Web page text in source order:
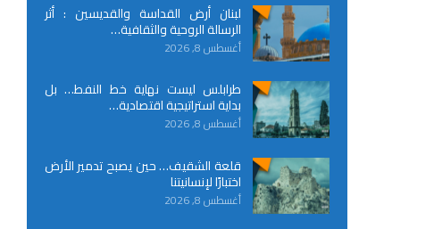
لبنان أرض القداسة والقديسين : أثر
الرسالة الروحية والثقافية…
أغسطس 8, 2026
طرابلس ليست نهاية خط النفط… بل
بداية استراتيجية اقتصادية…
أغسطس 8, 2026
قلعة الشقيف… حين يصبح تدمير الأرض
اختبارًا لإنسانيتنا
أغسطس 8, 2026